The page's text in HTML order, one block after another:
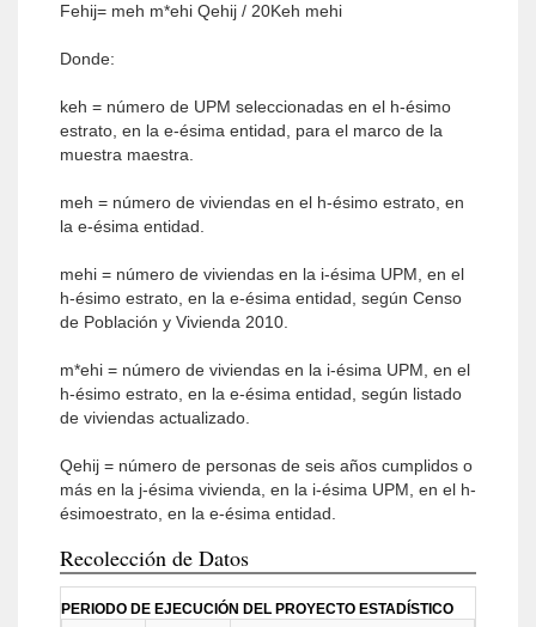
Fehij= meh m*ehi Qehij / 20Keh mehi
Donde:
keh = número de UPM seleccionadas en el h-ésimo
estrato, en la e-ésima entidad, para el marco de la
muestra maestra.
meh = número de viviendas en el h-ésimo estrato, en
la e-ésima entidad.
mehi = número de viviendas en la i-ésima UPM, en el
h-ésimo estrato, en la e-ésima entidad, según Censo
de Población y Vivienda 2010.
m*ehi = número de viviendas en la i-ésima UPM, en el
h-ésimo estrato, en la e-ésima entidad, según listado
de viviendas actualizado.
Qehij = número de personas de seis años cumplidos o
más en la j-ésima vivienda, en la i-ésima UPM, en el h-
ésimoestrato, en la e-ésima entidad.
Recolección de Datos
PERIODO DE EJECUCIÓN DEL PROYECTO ESTADÍSTICO